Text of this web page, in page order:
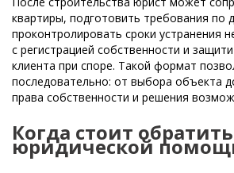
квартиры, подготовить требования по
проконтролировать сроки устранения
с регистрацией собственности и
клиента при споре. Такой формат
последовательно: от выбора объекта
права собственности и решения
Когда стоит
юридической